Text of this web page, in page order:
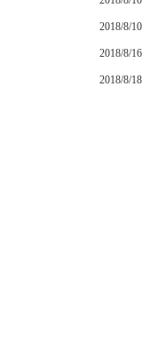
2018/8/10
2018/8/16
2018/8/18